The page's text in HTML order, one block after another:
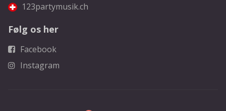
123partymusik.ch
Følg os her
Facebook
Instagram